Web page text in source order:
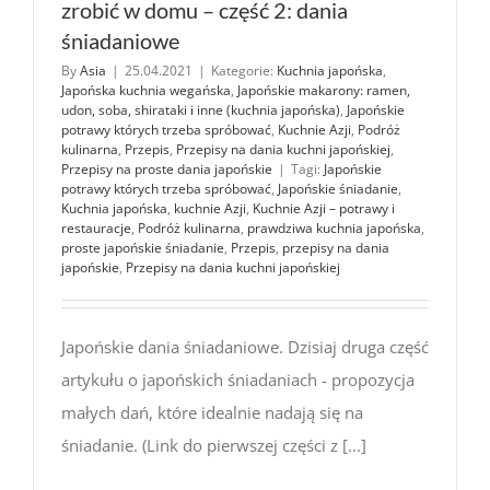
zrobić w domu – część 2: dania
śniadaniowe
ByAsia | 25.04.2021 | Kategorie: Kuchnia japońska,
Japońska kuchnia wegańska, Japońskie makarony: ramen,
udon, soba, shirataki i inne (kuchnia japońska), Japońskie
potrawy których trzeba spróbować, Kuchnie Azji, Podróż
kulinarna, Przepis, Przepisy na dania kuchni japońskiej,
Przepisy na proste dania japońskie | Tagi: Japońskie
potrawy których trzeba spróbować, Japońskie śniadanie,
Kuchnia japońska, kuchnie Azji, Kuchnie Azji – potrawy i
restauracje, Podróż kulinarna, prawdziwa kuchnia japońska,
proste japońskie śniadanie, Przepis, przepisy na dania
japońskie, Przepisy na dania kuchni japońskiej
Japońskie dania śniadaniowe. Dzisiaj druga część
artykułu o japońskich śniadaniach - propozycja
małych dań, które idealnie nadają się na
śniadanie. (Link do pierwszej części z [...]